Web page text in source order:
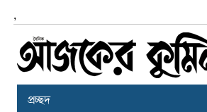
,
প্রচ্ছদ